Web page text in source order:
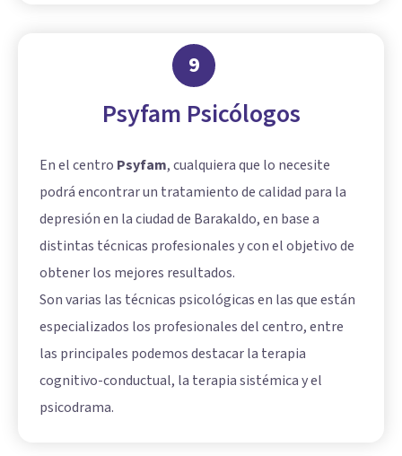
9
Psyfam Psicólogos
En el centro Psyfam, cualquiera que lo necesite
podrá encontrar un tratamiento de calidad para la
depresión en la ciudad de Barakaldo, en base a
distintas técnicas profesionales y con el objetivo de
obtener los mejores resultados.
Son varias las técnicas psicológicas en las que están
especializados los profesionales del centro, entre
las principales podemos destacar la terapia
cognitivo-conductual, la terapia sistémica y el
psicodrama.